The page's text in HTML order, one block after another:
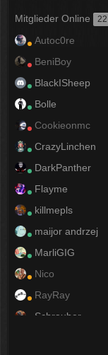
Mitglieder Online 22
Autoc0re
BeniBoy
BlackISheep
Bolle
Cookieonmc
CrazyLinchen
DarkPanther
Flayme
killmepls
maijor andrzej
MarliGIG
Nico
RayRay
Schrauber